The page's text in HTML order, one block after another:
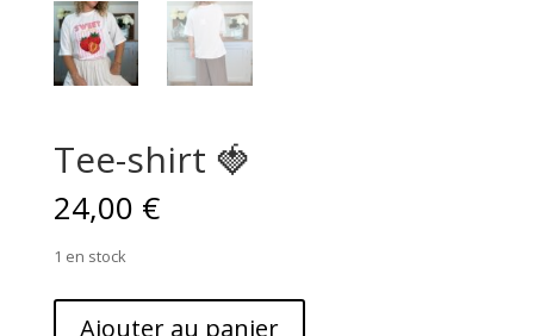
Tee-shirt 🍓
24,00 €
1 en stock
Ajouter au panier